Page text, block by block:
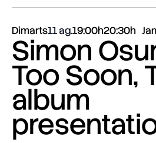
Dimarts11 ag.19:00h20:30h
Simon
Too Soon,
album